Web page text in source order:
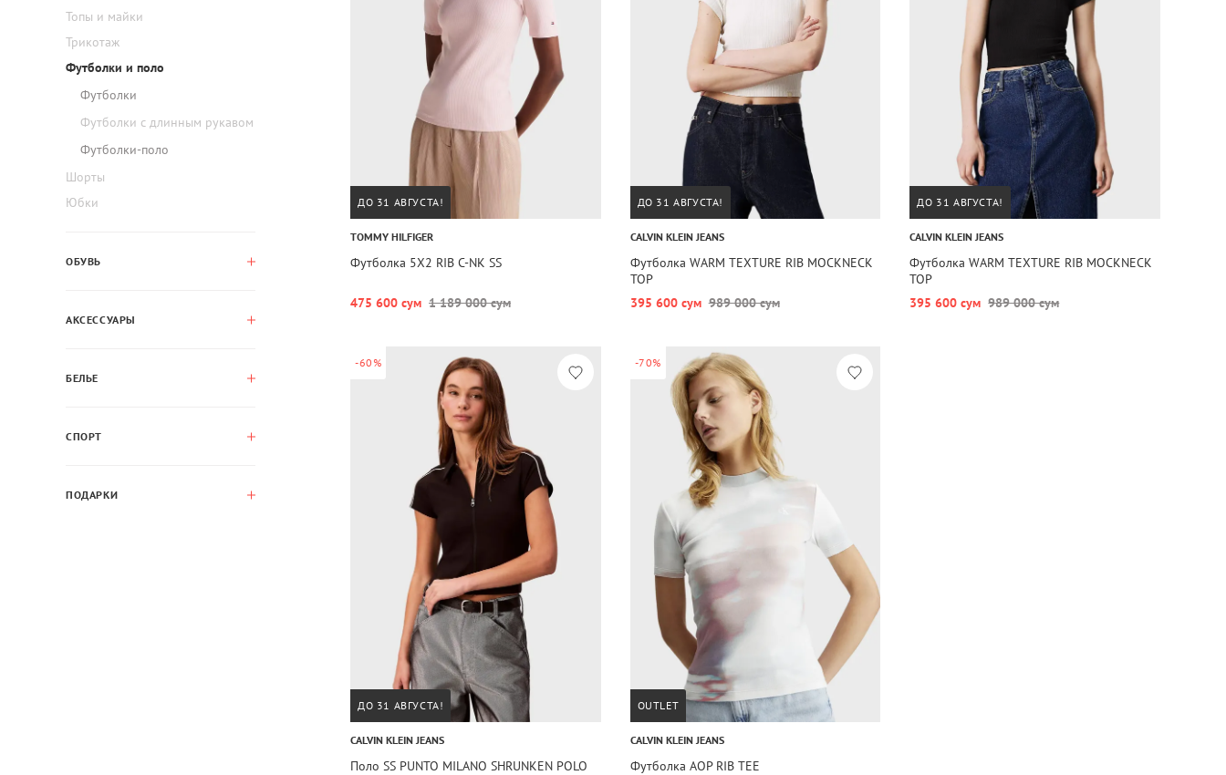
Топы и майки
Трикотаж
Футболки и поло
Футболки
Футболки с длинным рукавом
Футболки-поло
Шорты
Юбки
ОБУВЬ
АКСЕССУАРЫ
БЕЛЬЕ
СПОРТ
ПОДАРКИ
ДО 31 АВГУСТА!
TOMMY HILFIGER
Футболка 5X2 RIB C-NK SS
475 600 сум 1 189 000 сум
ДО 31 АВГУСТА!
CALVIN KLEIN JEANS
Футболка WARM TEXTURE RIB MOCKNECK
TOP
395 600 сум 989 000 сум
ДО 31 АВГУСТА!
CALVIN KLEIN JEANS
Футболка WARM TEXTURE RIB MOCKNECK
TOP
395 600 сум 989 000 сум
-60%
ДО 31 АВГУСТА!
CALVIN KLEIN JEANS
Поло SS PUNTO MILANO SHRUNKEN POLO
-70%
OUTLET
CALVIN KLEIN JEANS
Футболка AOP RIB TEE